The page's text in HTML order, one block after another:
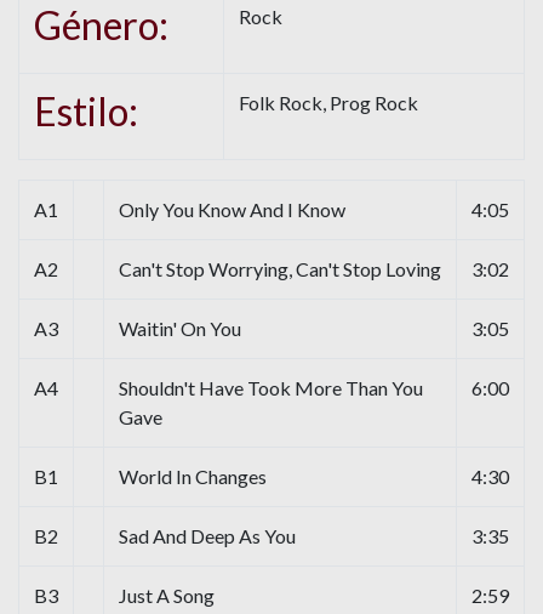
Género: Rock
Estilo: Folk Rock, Prog Rock
A1 Only You Know And I Know 4:05
A2 Can't Stop Worrying, Can't Stop Loving 3:02
A3 Waitin' On You 3:05
A4
Shouldn't Have Took More Than You
Gave
6:00
B1 World In Changes 4:30
B2 Sad And Deep As You 3:35
B3 Just A Song 2:59